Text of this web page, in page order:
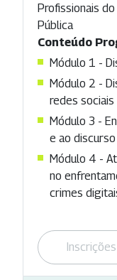
Profissionais
Pública
Conteúdo
Módulo 1 -
Módulo 2 -
redes sociais
Módulo 3 -
e ao
Módulo 4 -
no
crimes